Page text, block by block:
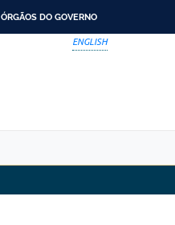
ÓRGÃOS DO GOVERNO
ENGLISH